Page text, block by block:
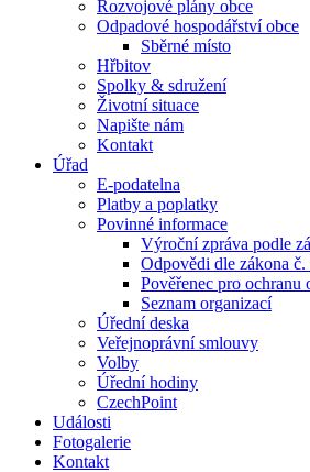
Rozvojové plány obce
Odpadové hospodářství obce
Sběrné místo
Hřbitov
Spolky & sdružení
Životní situace
Napište nám
Kontakt
Úřad
E-podatelna
Platby a poplatky
Povinné informace
Výroční zpráva podle
Odpovědi dle zákona č.
Pověřenec pro ochranu
Seznam organizací
Úřední deska
Veřejnoprávní smlouvy
Volby
Úřední hodiny
CzechPoint
Události
Fotogalerie
Kontakt